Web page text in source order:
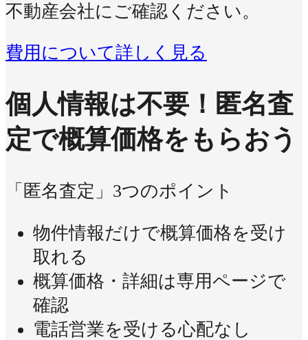
不動産会社にご確認ください。
費用について詳しく見る
個人情報は不要！ 匿名査
定で概算価格をもらおう
「匿名査定」3つのポイント
物件情報だけで概算価格を受け
取れる
概算価格・詳細は専用ページで
確認
電話営業を受ける心配なし